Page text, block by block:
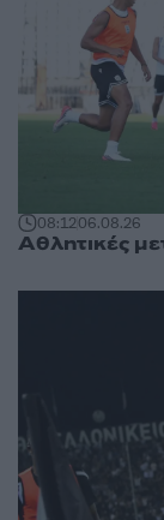
08:1206.08.26
Αθλητικές